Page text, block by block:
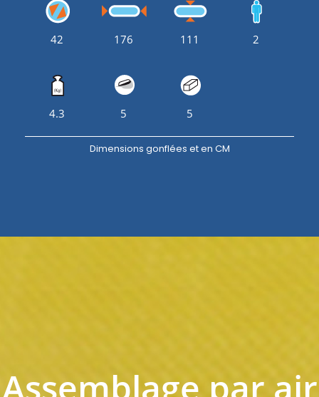
42 176 111 2
4.3 5 5
Dimensions gonflées et en CM
Assemblage par air